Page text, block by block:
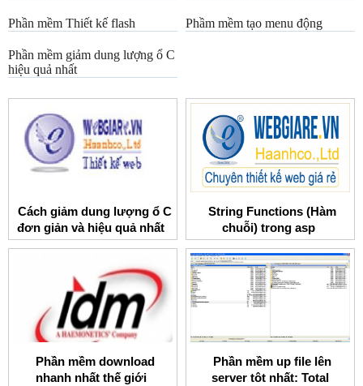
Phần mềm Thiết kế flash Phầm mềm tạo menu động
Phần mềm giảm dung lượng ổ C
hiệu quả nhất
Cách giảm dung lượng ổ C
đơn giản và hiệu quả nhất
String Functions (Hàm
chuỗi) trong asp
Phần mềm download
nhanh nhất thế giới
Phần mềm up file lên
server tôt nhất: Total